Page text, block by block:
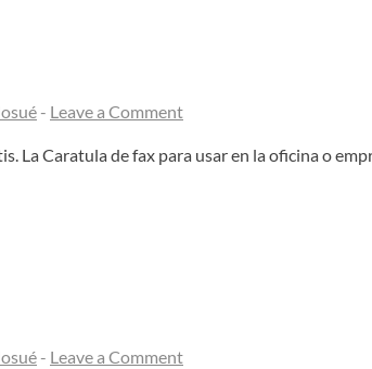
- Leave a Comment
La Caratula de fax para usar en la oficina o
- Leave a Comment